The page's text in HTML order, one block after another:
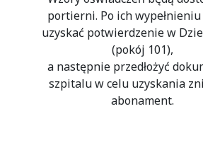
portierni. Po ich
uzyskać potwierdzenie w
(pokój 101),
a następnie przedłożyć
szpitalu w celu uzyskania
abonament.